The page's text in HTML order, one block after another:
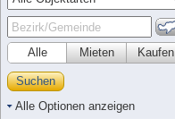
Alle Kaufen
Mieten
Suchen
Alle Optionen anzeigen